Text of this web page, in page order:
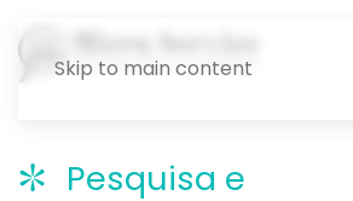
Skip to main content
Pesquisa e